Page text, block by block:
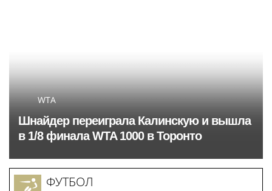
WTA
Шнайдер переиграла Калинскую и вышла
в 1/8 финала WTA 1000 в Торонто
ФУТБОЛ